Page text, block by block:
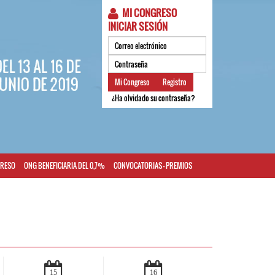
MI CONGRESO
INICIAR SESIÓN
Mi Congreso
Registro
¿Ha olvidado su contraseña?
ONG BENEFICIARIA DEL 0,7% CONVOCATORIAS - PREMIOS
15 16